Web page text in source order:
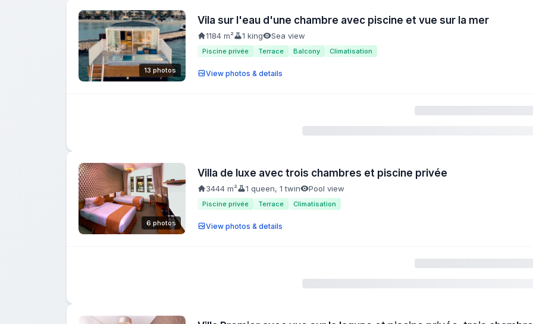
13 photos
Vila sur l'eau d'une chambre avec piscine et vue sur la mer
1184 m² 1 king Sea view
Piscine privée Terrace Balcony Climatisation
View photos & details
6 photos
Villa de luxe avec trois chambres et piscine privée
3444 m² 1 queen, 1 twin Pool view
Piscine privée Terrace Climatisation
View photos & details